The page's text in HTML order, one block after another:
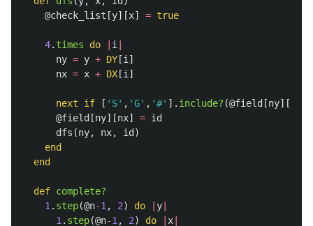
@check_list [y][x] = true
4. times do i
ny = y + DY [i ]
nx = x + DX [i ]
next if [ 'S' , 'G' , '#' ]. include? (@field [ny][
@field [ny][nx] = id
dfs (ny, nx, id )
end
end
def complete?
1 . step(@n-1 , 2) do y
1 . step(@n-1 , 2) do x